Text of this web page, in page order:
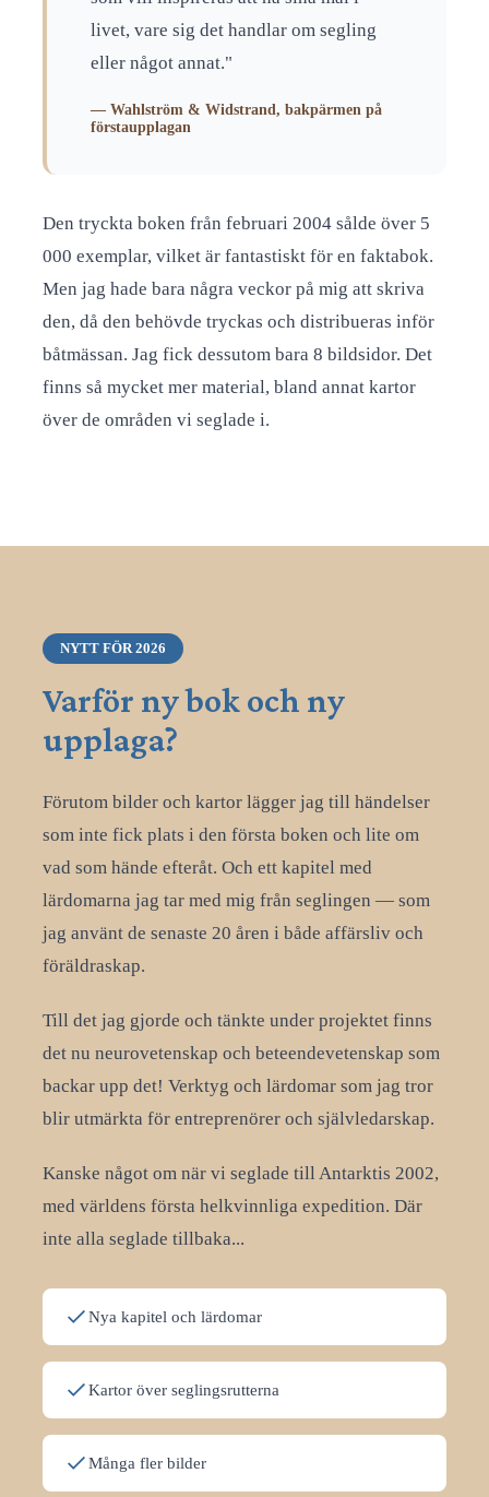
livet, vare sig det handlar om segling
eller något annat."
— Wahlström & Widstrand, bakpärmen på
förstaupplagan
Den tryckta boken från februari 2004 sålde över 5
000 exemplar, vilket är fantastiskt för en faktabok.
Men jag hade bara några veckor på mig att skriva
den, då den behövde tryckas och distribueras inför
båtmässan. Jag fick dessutom bara 8 bildsidor. Det
finns så mycket mer material, bland annat kartor
över de områden vi seglade i.
NYTT FÖR 2026
Varför ny bok och ny
upplaga?
Förutom bilder och kartor lägger jag till händelser
som inte fick plats i den första boken och lite om
vad som hände efteråt. Och ett kapitel med
lärdomarna jag tar med mig från seglingen — som
jag använt de senaste 20 åren i både affärsliv och
föräldraskap.
Till det jag gjorde och tänkte under projektet finns
det nu neurovetenskap och beteendevetenskap som
backar upp det! Verktyg och lärdomar som jag tror
blir utmärkta för entreprenörer och självledarskap.
Kanske något om när vi seglade till Antarktis 2002,
med världens första helkvinnliga expedition. Där
inte alla seglade tillbaka...
Nya kapitel och lärdomar
Kartor över seglingsrutterna
Många fler bilder